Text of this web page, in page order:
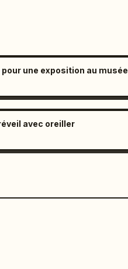
une exposition au musée
avec oreiller